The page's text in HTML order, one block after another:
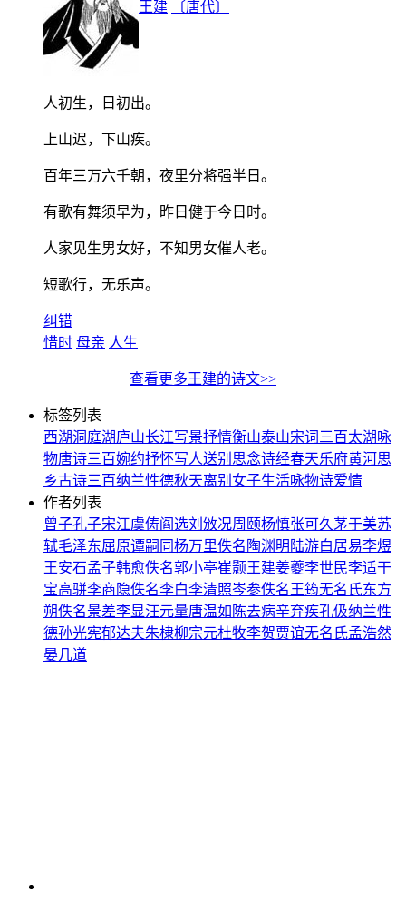
王建 〔唐代〕
人初生，日初出。
上山迟，下山疾。
百年三万六千朝，夜里分将强半日。
有歌有舞须早为，昨日健于今日时。
人家见生男女好，不知男女催人老。
短歌行，无乐声。
纠错
惜时 母亲 人生
查看更多王建的诗文>>
标签列表
西湖洞庭湖庐山长江写景抒情衡山泰山宋词三百太湖 咏
物唐诗三百婉约抒怀写人送别 思念诗经春天乐府黄河思
乡古诗三百纳兰性德秋天离别 女子生活咏物诗爱情
作者列表
曾子孔子宋江虞俦阎选刘攽况周颐杨慎张可久茅于美苏
轼毛泽东屈原谭嗣同杨万里佚名 陶渊明 陆游白居易李煜
王安石孟子韩愈佚名郭小亭崔颢王建姜夔李世民李适干
宝高骈李商隐佚名李白李清照岑参佚名 王筠无名氏东方
朔佚名景差李显汪元量唐温如 陈去病辛弃疾孔伋纳兰性
德孙光宪郁达夫朱棣柳宗元杜牧李贺贾谊无名氏孟浩然
晏几道